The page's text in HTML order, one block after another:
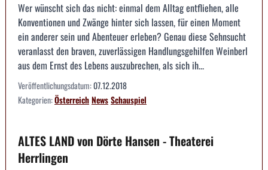
Wer wünscht sich das nicht: einmal dem Alltag entfliehen, alle
Konventionen und Zwänge hinter sich lassen, für einen Moment
ein anderer sein und Abenteuer erleben? Genau diese Sehnsucht
veranlasst den braven, zuverlässigen Handlungsgehilfen Weinberl
aus dem Ernst des Lebens auszubrechen, als sich ih...
Veröffentlichungsdatum:07.12.2018
Kategorien:ÖsterreichNewsSchauspiel
ALTES LAND von Dörte Hansen - Theaterei
Herrlingen